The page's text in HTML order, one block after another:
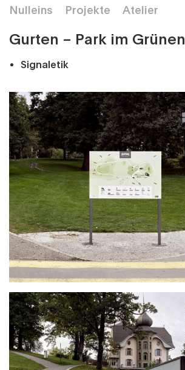
Nulleins Projekte Atelier
Gurten – Park im Grünen
Signaletik